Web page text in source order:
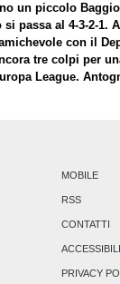
un piccolo
si passa al 4-3-2-1.
con il
tre colpi per
League.
MOBILE
RSS
CONTATTI
PRIVACY